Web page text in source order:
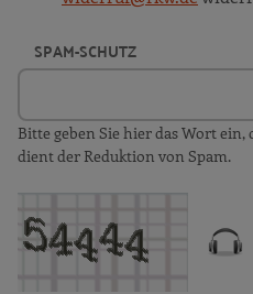
SPAM-SCHUTZ
Bitte geben Sie hier das Wort
dient der Reduktion von Spam.